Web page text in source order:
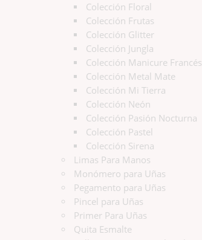
Colección Floral
Colección Frutas
Colección Glitter
Colección Jungla
Colección Manicure Francés
Colección Metal Mate
Colección Mi Tierra
Colección Neón
Colección Pasión Nocturna
Colección Pastel
Colección Sirena
Limas Para Manos
Monómero para Uñas
Pegamento para Uñas
Pincel para Uñas
Primer Para Uñas
Quita Esmalte